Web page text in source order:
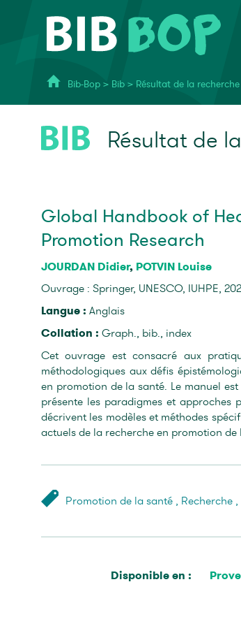
Bib-Bop > Bib > Résultat de la recherche
Résultat de
Global Handbook of
Promotion Research
JOURDAN Didier, POTVIN Louise
Ouvrage : Springer, UNESCO, IUHPE,
Langue : Anglais
Collation : Graph., bib., index
Cet ouvrage est consacré aux
méthodologiques aux défis
en promotion de la santé. Le manuel
présente les paradigmes et
décrivent les modèles et méthodes
actuels de la recherche en promotion
Promotion de la santé, Recherche,
Disponible en :